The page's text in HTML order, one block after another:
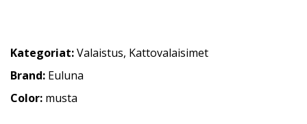
Kategoriat:Valaistus, Kattovalaisimet
Brand: Euluna
Color: musta